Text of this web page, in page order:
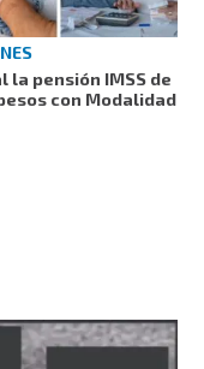
la pensión IMSS de
con Modalidad